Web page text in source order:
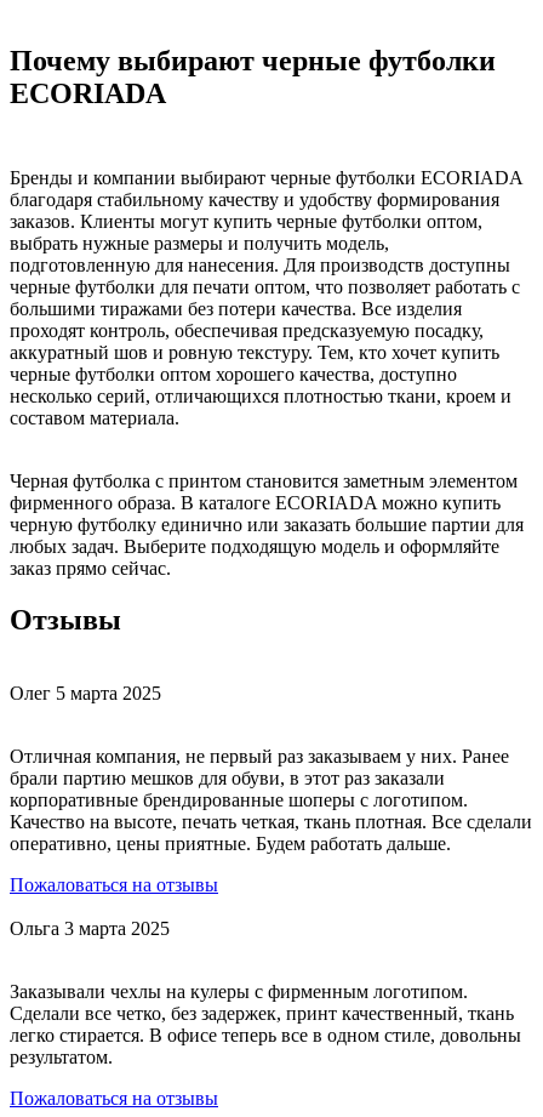
Почему выбирают черные футболки
ECORIADA
Бренды и компании выбирают черные футболки ECORIADA
благодаря стабильному качеству и удобству формирования
заказов. Клиенты могут купить черные футболки оптом,
выбрать нужные размеры и получить модель,
подготовленную для нанесения. Для производств доступны
черные футболки для печати оптом, что позволяет работать с
большими тиражами без потери качества. Все изделия
проходят контроль, обеспечивая предсказуемую посадку,
аккуратный шов и ровную текстуру. Тем, кто хочет купить
черные футболки оптом хорошего качества, доступно
несколько серий, отличающихся плотностью ткани, кроем и
составом материала.
Черная футболка с принтом становится заметным элементом
фирменного образа. В каталоге ECORIADA можно купить
черную футболку единично или заказать большие партии для
любых задач. Выберите подходящую модель и оформляйте
заказ прямо сейчас.
Отзывы
Олег 5 марта 2025
Отличная компания, не первый раз заказываем у них. Ранее
брали партию мешков для обуви, в этот раз заказали
корпоративные брендированные шоперы с логотипом.
Качество на высоте, печать четкая, ткань плотная. Все сделали
оперативно, цены приятные. Будем работать дальше.
Пожаловаться на отзывы
Ольга 3 марта 2025
Заказывали чехлы на кулеры с фирменным логотипом.
Сделали все четко, без задержек, принт качественный, ткань
легко стирается. В офисе теперь все в одном стиле, довольны
результатом.
Пожаловаться на отзывы